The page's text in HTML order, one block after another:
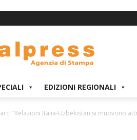
EDIZIONI REGIONALI
“Relazioni Italia-Uzbekistan si muovono